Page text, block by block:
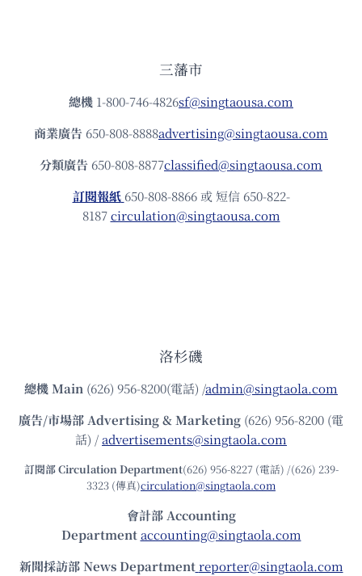
三藩市
總機 1-800-746-4826sf@singtaousa.com
商業廣告 650-808-8888advertising@singtaousa.com
分類廣告 650-808-8877classified@singtaousa.com
訂閱報紙 650-808-8866 或 短信 650-822-
8187circulation@singtaousa.com
洛杉磯
總機Main (626) 956-8200(電話) /admin@singtaola.com
廣告/市場部Advertising & Marketing (626) 956-8200 (電
話) /advertisements@singtaola.com
訂閱部 Circulation Department(626) 956-8227 (電話) /(626) 239-
3323 (傳真)circulation@singtaola.com
會計部 Accounting
Department accounting@singtaola.com
新聞採訪部 News Department reporter@singtaola.com